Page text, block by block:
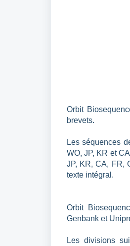
Orbit
brevets.
Les séquences
WO, JP, KR et
JP, KR, CA, FR,
texte intégral.
Orbit
Genbank et
Les divisions